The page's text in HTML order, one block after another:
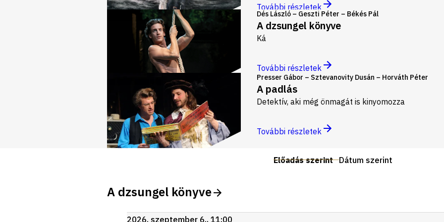
További részletek
Dés László – Geszti Péter – Békés Pál
A dzsungel könyve
Ká
További részletek
Presser Gábor – Sztevanovity Dusán – Horváth Péter
A padlás
Detektív, aki még önmagát is kinyomozza
További részletek
Előadás szerint Dátum szerint
A dzsungel könyve
2026. szeptember 6., 11:00